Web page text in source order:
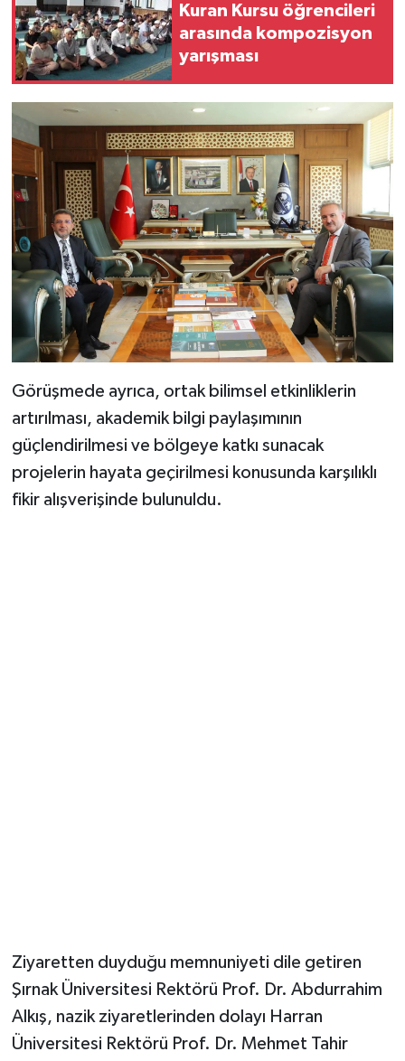
Kuran Kursu öğrencileri
arasında kompozisyon
yarışması
Görüşmede ayrıca, ortak bilimsel etkinliklerin
artırılması, akademik bilgi paylaşımının
güçlendirilmesi ve bölgeye katkı sunacak
projelerin hayata geçirilmesi konusunda karşılıklı
fikir alışverişinde bulunuldu.
Ziyaretten duyduğu memnuniyeti dile getiren
Şırnak Üniversitesi Rektörü Prof. Dr. Abdurrahim
Alkış, nazik ziyaretlerinden dolayı Harran
Üniversitesi Rektörü Prof. Dr. Mehmet Tahir